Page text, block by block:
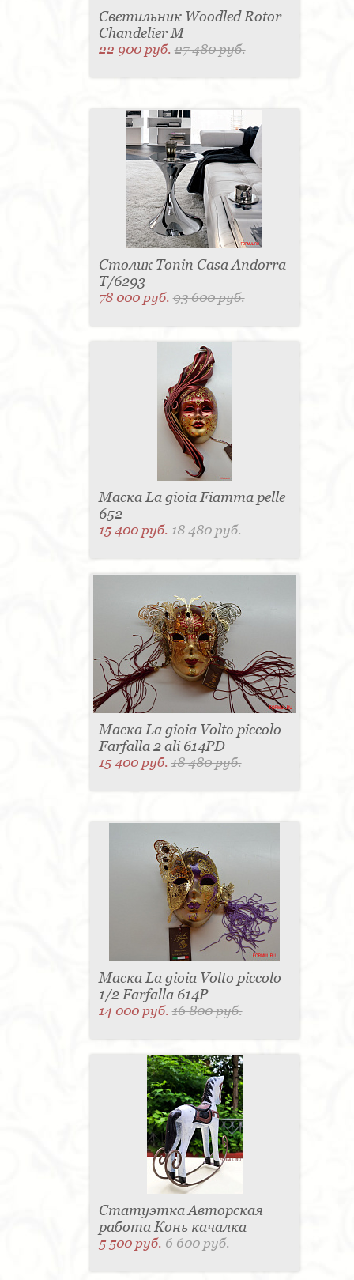
Светильник Woodled Rotor
Chandelier M
22 900 руб.27 480 руб.
Столик Tonin Casa Andorra
T/6293
78 000 руб.93 600 руб.
Маска La gioia Fiamma pelle
652
15 400 руб.18 480 руб.
Маска La gioia Volto piccolo
Farfalla 2 ali 614PD
15 400 руб.18 480 руб.
Маска La gioia Volto piccolo
1/2 Farfalla 614P
14 000 руб.16 800 руб.
Статуэтка Авторская
работа Конь качалка
5 500 руб.6 600 руб.